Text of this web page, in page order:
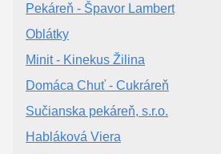
Pekáreň - Špavor Lambert
Oblátky
Minit - Kinekus Žilina
Domáca Chuť - Cukráreň
Sučianska pekáreň, s.r.o.
Habláková Viera